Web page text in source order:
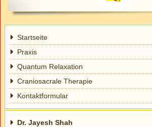
Startseite
Praxis
Quantum Relaxation
Craniosacrale Therapie
Kontaktformular
Dr. Jayesh Shah